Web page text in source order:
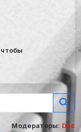
, чтобы
Модераторы: Doc